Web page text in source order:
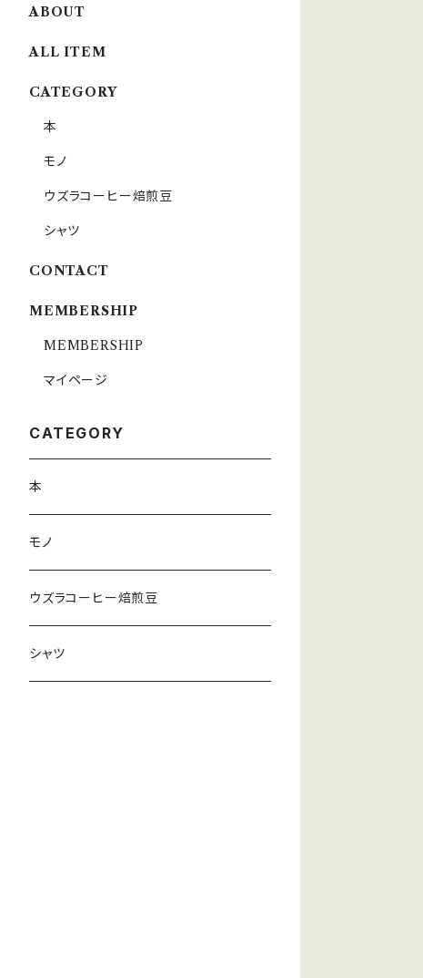
ABOUT
ALL ITEM
CATEGORY
本
モノ
ウズラコーヒー焙煎豆
シャツ
CONTACT
MEMBERSHIP
MEMBERSHIP
マイページ
CATEGORY
本
モノ
ウズラコーヒー焙煎豆
シャツ